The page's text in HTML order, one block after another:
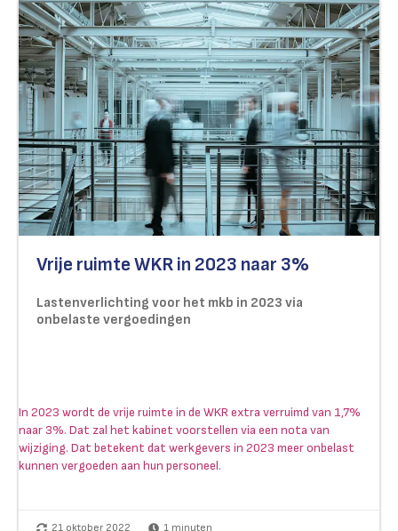
Vrije ruimte WKR in 2023 naar 3%
Lastenverlichting voor het mkb in 2023 via
onbelaste vergoedingen
In 2023 wordt de vrije ruimte in de WKR extra verruimd van 1,7%
naar 3%. Dat zal het kabinet voorstellen via een nota van
wijziging. Dat betekent dat werkgevers in 2023 meer onbelast
kunnen vergoeden aan hun personeel.
21 oktober 2022 1 minuten